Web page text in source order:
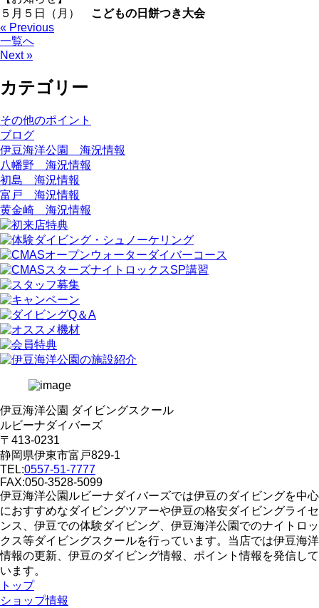
５月５日（月） こどもの日餅つき大会
« Previous
一覧へ
Next »
カテゴリー
その他のポイント
ブログ
伊豆海洋公園 海況情報
八幡野 海況情報
初島 海況情報
富戸 海況情報
黄金崎 海況情報
伊豆海洋公園 ダイビングスクール
ルビーナダイバーズ
〒413-0231
静岡県伊東市富戸829-1
TEL:0557-51-7777
FAX:050-3528-5099
伊豆海洋公園ルビーナダイバーズでは伊豆のダイビングを中心
におすすめなダイビングツアーや伊豆の格安ダイビングライセ
ンス、伊豆での体験ダイビング、伊豆海洋公園でのナイトロッ
クス等ダイビングスクールを行っています。当店では伊豆海洋
情報の更新、伊豆のダイビング情報、ポイント情報を発信して
います。
トップ
ショップ情報